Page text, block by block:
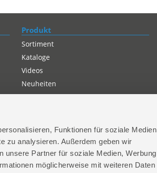
Funktionen für soziale Medien
zu analysieren. Außerdem geben wir
unsere Partner für soziale Medien, Werbung
möglicherweise mit weiteren Daten
Produkt
Sortiment
Kataloge
Videos
Neuheiten